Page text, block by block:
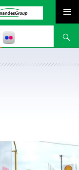
Zoeken